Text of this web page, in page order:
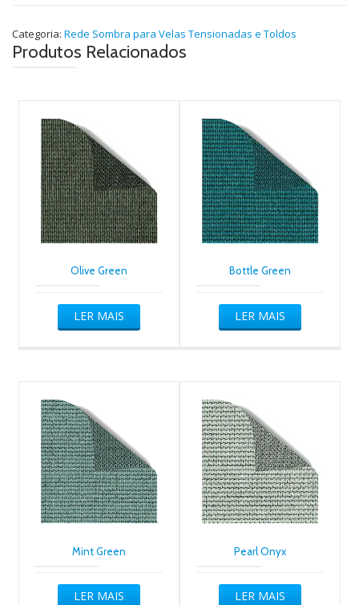
Categoria: Rede Sombra para Velas Tensionadas e Toldos
Produtos Relacionados
Olive Green
LER MAIS
Bottle Green
LER MAIS
Mint Green
LER MAIS
Pearl Onyx
LER MAIS